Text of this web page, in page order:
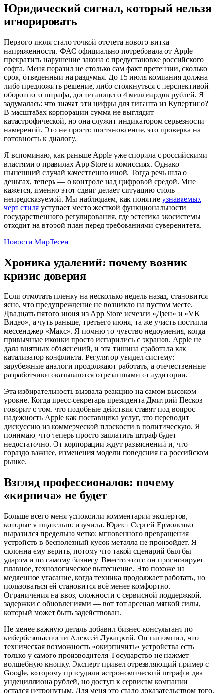
Юридический сигнал, который нельзя
игнорировать
Первого июля стало точкой отсчета нового витка
напряженности. ФАС официально потребовала от Apple
прекратить нарушение закона о предустановке российского
софта. Меня поразил не столько сам факт претензии, сколько
срок, отведенный на раздумья. До 15 июля компания должна
либо предложить решение, либо столкнуться с перспективой
оборотного штрафа, достигающего 4 миллиардов рублей. Я
задумалась: что значат эти цифры для гиганта из Купертино?
В масштабах корпорации сумма не выглядит
катастрофической, но она служит индикатором серьезности
намерений. Это не просто постановление, это проверка на
готовность к диалогу.
Я вспоминаю, как раньше Apple уже спорила с российскими
властями о правилах App Store и комиссиях. Однако
нынешний случай качественно иной. Тогда речь шла о
деньгах, теперь — о контроле над цифровой средой. Мне
кажется, именно этот сдвиг делает ситуацию столь
непредсказуемой. Мы наблюдаем, как понятие узнаваемых
черт стиля уступает место жесткой функциональности
государственного регулирования, где эстетика экосистемы
отходит на второй план перед требованиями суверенитета.
Новости МирТесен
Хроника удалений: почему возник
кризис доверия
Если отмотать пленку на несколько недель назад, становится
ясно, что предупреждение не возникло на пустом месте.
Двадцать пятого июня из App Store исчезли «Дзен» и «VK
Видео», а чуть раньше, третьего июня, та же участь постигла
мессенджер «Макс». Я помню то чувство недоумения, когда
привычные иконки просто испарились с экранов. Apple не
дала внятных объяснений, и эта тишина сработала как
катализатор конфликта. Регулятор увидел систему:
зарубежные аналоги продолжают работать, а отечественные
разработчики оказываются отрезанными от аудитории.
Эта избирательность вызвала реакцию на самом высоком
уровне. Когда пресс-секретарь президента Дмитрий Песков
говорит о том, что подобные действия ставят под вопрос
надежность Apple как поставщика услуг, это переводит
дискуссию из коммерческой плоскости в политическую. Я
понимаю, что теперь просто заплатить штраф будет
недостаточно. От корпорации ждут разъяснений и, что
гораздо важнее, изменения модели поведения на российском
рынке.
Взгляд профессионалов: почему
«кирпича» не будет
Больше всего меня успокоили комментарии экспертов,
которые я тщательно изучила. Юрист Сергей Ермоленко
выразился предельно четко: мгновенного превращения
устройств в бесполезный кусок металла не произойдет. Я
склонна ему верить, потому что такой сценарий был бы
ударом и по самому бизнесу. Вместо этого он прогнозирует
плавное, технологическое вытеснение. Это похоже на
медленное угасание, когда техника продолжает работать, но
пользоваться ей становится всё менее комфортно.
Ограничения на ввоз, сложности с сервисной поддержкой,
задержки с обновлениями — вот тот арсенал мягкой силы,
который может быть задействован.
Не менее важную деталь добавил бизнес-консультант по
кибербезопасности Алексей Лукацкий. Он напомнил, что
техническая возможность «окирпичить» устройства есть
только у самого производителя. Государство не нажмет
волшебную кнопку. Эксперт привел отрезвляющий пример с
Google, которому присудили астрономический штраф в два
ундециллиона рублей, но доступ к сервисам компании
остался нетронутым. Для меня это стало доказательством того,